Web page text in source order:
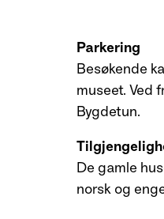
Parkering
Besøkende
museet. Ved
Bygdetun.
De gamle
norsk og